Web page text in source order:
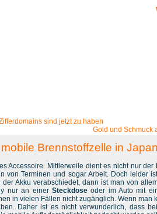
sind jetzt zu haben
Gold und Schmuck
Brennstoffzelle in
Accessoire. Mittlerweile dient es nicht nur der
von Terminen und sogar Arbeit. Doch leider
Akku verabschiedet, dann ist man von
nur an einer Steckdoseoder im Auto mit
in vielen Fällen nicht zugänglich. Wenn man
Daher ist es nicht verwunderlich, dass